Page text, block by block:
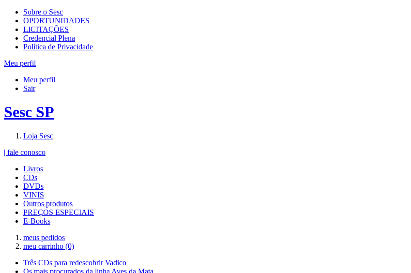
Sobre o Sesc
OPORTUNIDADES
LICITAÇÕES
Credencial Plena
Política de Privacidade
Meu perfil
Meu perfil
Sair
Sesc SP
Loja Sesc
| fale conosco
Livros
CDs
DVDs
VINIS
Outros produtos
PREÇOS ESPECIAIS
E-Books
meus pedidos
meu carrinho (0)
Três CDs para redescobrir Vadico
Os mais procurados da linha Aves da Mata